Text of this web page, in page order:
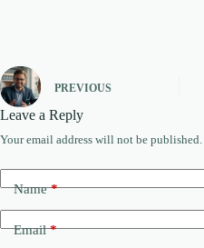
PREVIOUS
Leave a Reply
Your email address will not be published.
Name*
Email*